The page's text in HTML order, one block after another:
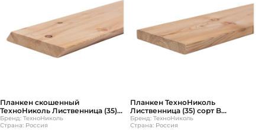
Планкен скошенный
ТехноНиколь Лиственница (35)
сорт B 3000х140х20мм (4 шт)
Бренд: ТехноНиколь
Страна: Россия
Планкен ТехноНиколь
Лиственница (35) сорт B
4000х140х20мм (4 шт)
Бренд: ТехноНиколь
Страна: Россия